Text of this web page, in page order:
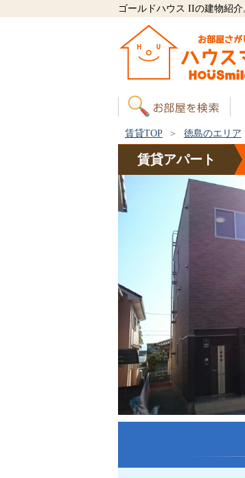
ゴールドハウス IIの建物紹介
賃貸TOP 徳島のエリア
賃貸アパート